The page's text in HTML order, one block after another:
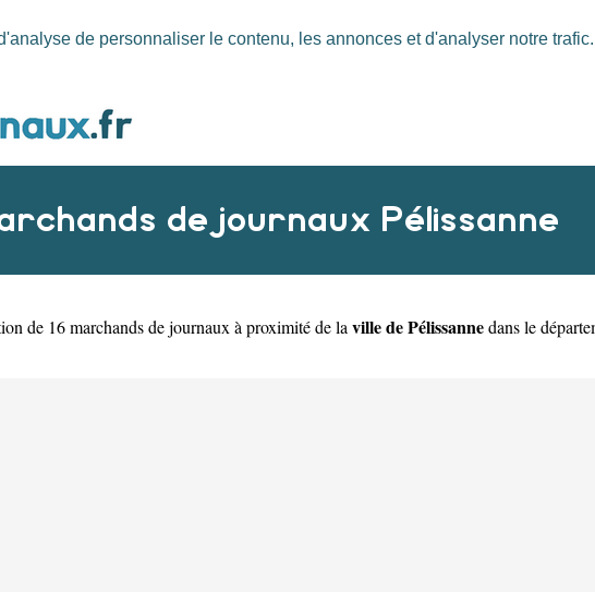
de personnaliser le contenu, les annonces et d'analyser notre trafic.
de journaux Pélissanne
de 16 marchands de journaux à proximité de la ville de Pélissannedans le